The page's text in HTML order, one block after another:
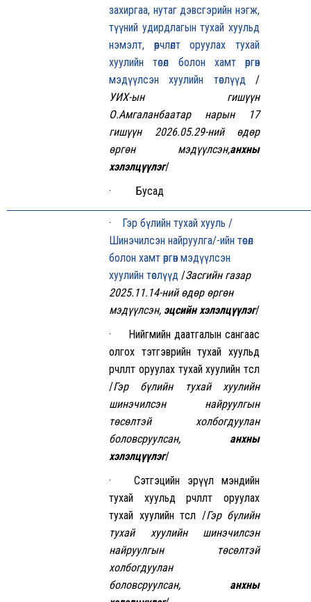
захиргаа, нутаг дэвсгэрийн нэгж,
түүний удирдлагын тухай хуульд
нэмэлт, өөрчлөлт оруулах тухай
хуулийн төсөл болон хамт өргөн
мэдүүлсэн хуулийн төслүүд /
УИХ-ын гишүүн
О.Амгаланбаатар нарын 17
гишүүн 2026.05.29-ний өдөр
өргөн мэдүүлсэн,анхны
хэлэлцүүлэг/
· Бусад
· Гэр бүлийн тухай хууль /
Шинэчилсэн найруулга/-ийн төсөл
болон хамт өргөн мэдүүлсэн
хуулийн төслүүд /Засгийн газар
2025.11.14-ний өдөр өргөн
мэдүүлсэн, эцсийн хэлэлцүүлэг/
· Нийгмийн даатгалын сангаас
олгох тэтгэврийн тухай хуульд
өөрчлөлт оруулах тухай хуулийн төсөл
/Гэр бүлийн тухай хуулийн
шинэчилсэн найруулгын
төсөлтэй холбогдуулан
боловсруулсан, анхны
хэлэлцүүлэг/
· Сэтгэцийн эрүүл мэндийн
тухай хуульд өөрчлөлт оруулах
тухай хуулийн төсөл /Гэр бүлийн
тухай хуулийн шинэчилсэн
найруулгын төсөлтэй
холбогдуулан
боловсруулсан, анхны